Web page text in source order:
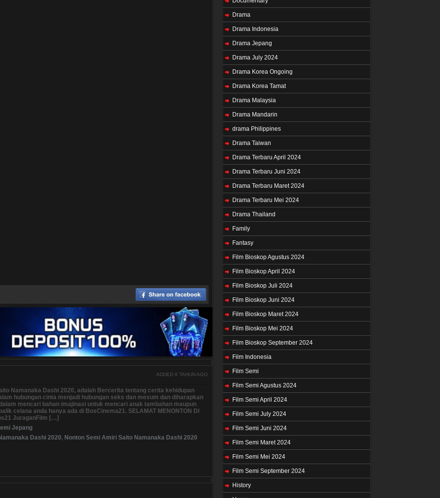
ADDED 6 TAHUN AGO
Namanaka Dashi 2020, adalah Bercerita tentang cerita kehidupan
hubungan cinta menjadi hubungan seks dan mesum dan diharapkan
mencari bahan imajinasi untuk mencari anak tambahan maupun
celana anda hanya ada di BosCinema21. SELAMAT MENONTON DI
JuraganFilm […]
Jepang
Dashi 2020, Nonton Semi Amiri Saito Namanaka Dashi 2020
Drama
Drama Indonesia
Drama Jepang
Drama July 2024
Drama Korea Ongoing
Drama Korea Tamat
Drama Malaysia
Drama Mandarin
drama Philippines
Drama Taiwan
Drama Terbaru April 2024
Drama Terbaru Juni 2024
Drama Terbaru Maret 2024
Drama Terbaru Mei 2024
Drama Thailand
Family
Fantasy
Film Bioskop Agustus 2024
Film Bioskop April 2024
Film Bioskop Juli 2024
Film Bioskop Juni 2024
Film Bioskop Maret 2024
Film Bioskop Mei 2024
Film Bioskop September 2024
Film Indonesia
Film Semi
Film Semi Agustus 2024
Film Semi April 2024
Film Semi July 2024
Film Semi Juni 2024
Film Semi Maret 2024
Film Semi Mei 2024
Film Semi September 2024
History